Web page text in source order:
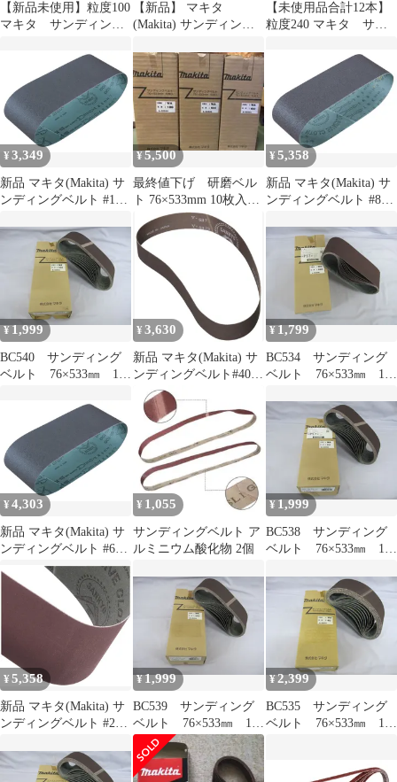
【新品未使用】粒度100
マキタ サンディング
【新品】 マキタ
(Makita) サンディング
鉄工用 (10枚入) A-
51982 1
【未使用品合計12本】
粒度240 マキタ サン
¥3,349
新品 マキタ(Makita) サ
ンディングベルト #180
入) A-24212
¥5,500
最終値下げ 研磨ベル
ト 76×533mm 10枚入
り 180番【3セット】
¥5,358
新品 マキタ(Makita) サ
ンディングベルト #80
入) A-32493
¥1,999
BC540 サンディング
ベルト 76×533㎜ 10
用 粒度120 A-32518
¥ 3,630
新品 マキタ(Makita) サ
ンディングベルト#400
30X533mm 鉄工用 (10
枚入) A-51982
¥1,799
BC534 サンディング
ベルト 76×533㎜ 10
用 粒度240 A-32546
¥4,303
新品 マキタ(Makita) サ
ンディングベルト #60
100×610mm 木工用 (5枚
入) A-24169
¥ 1,055
サンディングベルト ア
ルミニウム酸化物 2個
¥1,999
BC538 サンディング
ベルト 76×533㎜ 10
用 粒度80 A-32493
¥ 5,358
新品 マキタ(Makita) サ
ンディングベルト #240
入) A-19691
¥1,999
BC539 サンディング
ベルト 76×533㎜ 10
枚入り 研磨 木工
用 粒度100 A-32502
¥2,399
BC535 サンディング
ベルト 76×533㎜ 10